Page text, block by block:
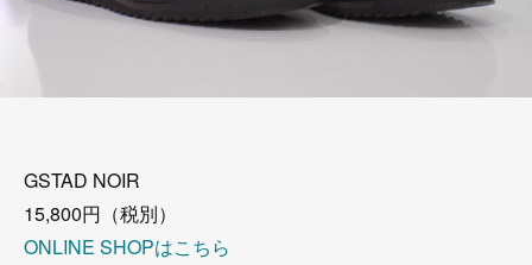
GSTAD NOIR
15,800円（税別）
ONLINE SHOPはこちら